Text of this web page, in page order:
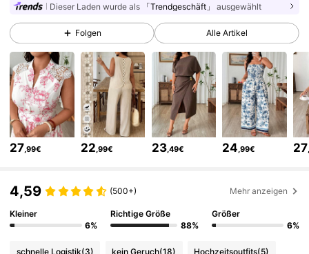
4,72 88K Follower
88K Follower
4,72 88K Follower
4,72 88K Follower
Dieser Laden wurde als 「Trendgeschäft」 ausgewählt
Folgen Alle Artikel
27 ,99€ 22 ,99€ 23,49€ 24 ,99€ 27
4,59 (500+) Mehr anzeigen
Kleiner
6%
Richtige Größe
88%
Größer
6%
schnelle Logistik(3) kein Geruch(18) Hochzeitsoutfits(5)